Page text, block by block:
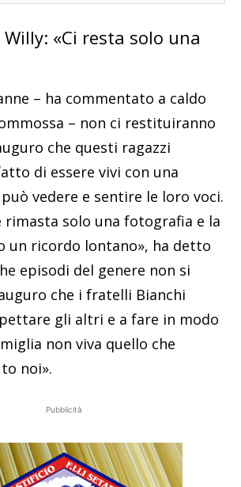
«Ci resta solo una
– ha commentato a caldo
– non ci restituiranno
che questi ragazzi
di essere vivi con una
vedere e sentire le loro voci.
rimasta solo una fotografia e la
un ricordo lontano», ha detto
episodi del genere non si
che i fratelli Bianchi
gli altri e a fare in modo
non viva quello che
noi».
Pubblicità